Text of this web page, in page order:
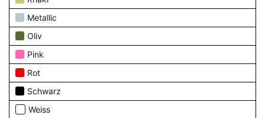
Metallic
Oliv
Pink
Rot
Schwarz
Weiss